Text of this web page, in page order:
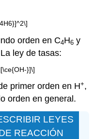
orden en C4H6 y
ley de tasas:
}]\]
primer orden en H+,
orden en general.
LEYES
REACCIÓN